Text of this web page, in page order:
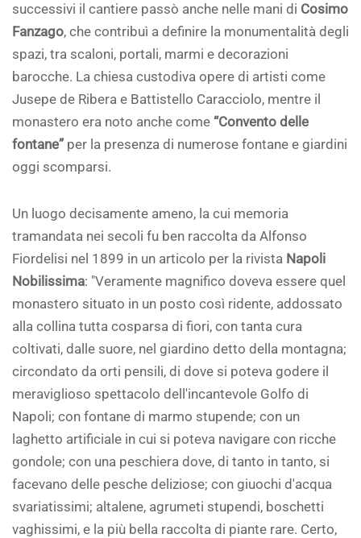
successivi il cantiere passò anche nelle mani di Cosimo
Fanzago, che contribuì a definire la monumentalità degli
spazi, tra scaloni, portali, marmi e decorazioni
barocche. La chiesa custodiva opere di artisti come
Jusepe de Ribera e Battistello Caracciolo, mentre il
monastero era noto anche come “Convento delle
fontane” per la presenza di numerose fontane e giardini
oggi scomparsi.
Un luogo decisamente ameno, la cui memoria
tramandata nei secoli fu ben raccolta da Alfonso
Fiordelisi nel 1899 in un articolo per la rivista Napoli
Nobilissima: "Veramente magnifico doveva essere quel
monastero situato in un posto così ridente, addossato
alla collina tutta cosparsa di fiori, con tanta cura
coltivati, dalle suore, nel giardino detto della montagna;
circondato da orti pensili, di dove si poteva godere il
meraviglioso spettacolo dell'incantevole Golfo di
Napoli; con fontane di marmo stupende; con un
laghetto artificiale in cui si poteva navigare con ricche
gondole; con una peschiera dove, di tanto in tanto, si
facevano delle pesche deliziose; con giuochi d'acqua
svariatissimi; altalene, agrumeti stupendi, boschetti
vaghissimi, e la più bella raccolta di piante rare. Certo,